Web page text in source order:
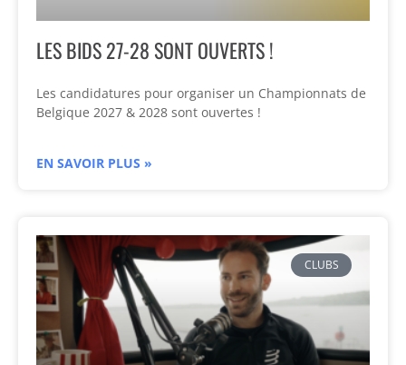
LES BIDS 27-28 SONT OUVERTS !
Les candidatures pour organiser un Championnats de
Belgique 2027 & 2028 sont ouvertes !
EN SAVOIR PLUS »
CLUBS